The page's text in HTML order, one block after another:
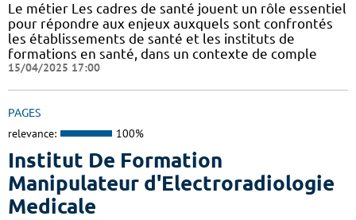
Le métier Les cadres de santé jouent un rôle essentiel
pour répondre aux enjeux auxquels sont confrontés
les établissements de santé et les instituts de
formations en santé, dans un contexte de comple
15/04/2025 17:00
PAGES
relevance: 100%
Institut De Formation
Manipulateur d'Electroradiologie
Medicale